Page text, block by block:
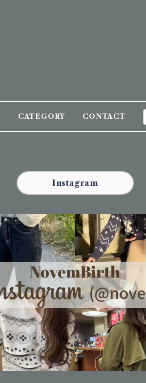
CATEGORY CONTACT
Instagram